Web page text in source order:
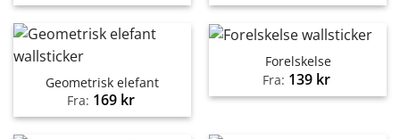
Geometrisk elefant
Fra: 169 kr
Forelskelse
Fra: 139 kr